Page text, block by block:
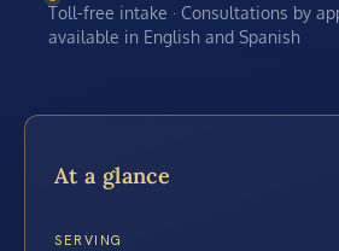
Toll-free intake · Consultations by
available in English and Spanish
At a glance
SERVING